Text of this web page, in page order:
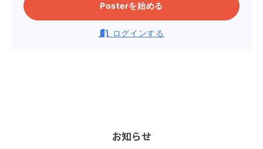
Posterを始める
ログインする
お知らせ